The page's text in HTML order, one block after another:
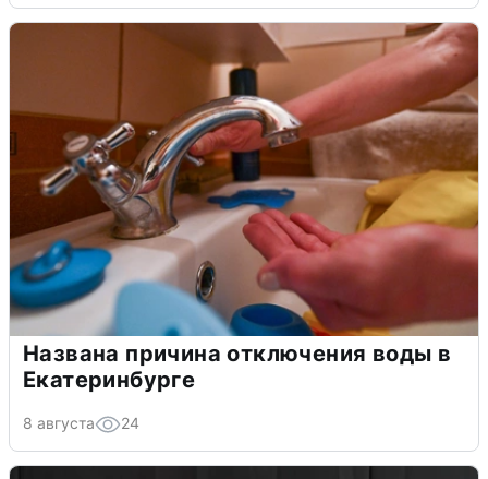
Названа причина отключения воды в
Екатеринбурге
8 августа 24